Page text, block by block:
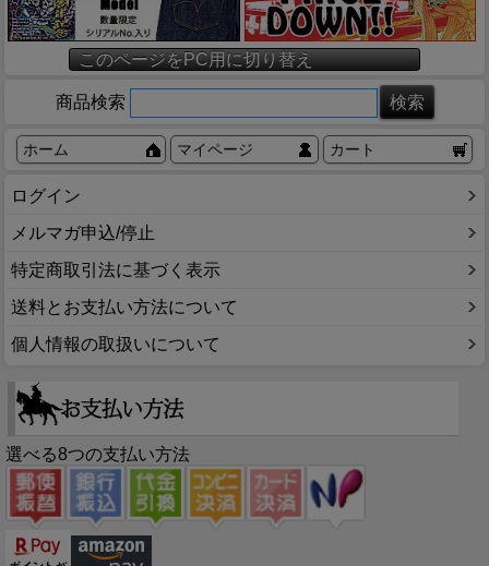
このページをPC用に切り替え
商品検索
ホーム マイページ カート
ログイン
メルマガ申込/停止
特定商取引法に基づく表示
送料とお支払い方法について
個人情報の取扱いについて
選べる8つの支払い方法